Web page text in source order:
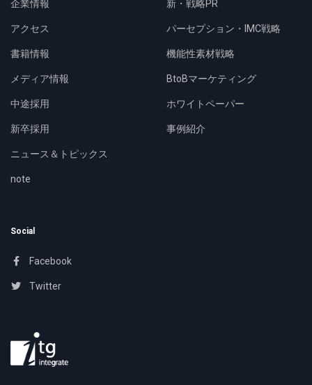
企業情報
アクセス
書籍情報
メディア情報
中途採用
新卒採用
ニュース＆トピックス
note
新・戦略PR
パーセプション・IMC戦略
機能性素材戦略
BtoBマーケティング
ホワイトペーパー
事例紹介
Social
Facebook
Twitter